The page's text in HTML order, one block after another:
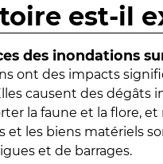
est-il
des inondations
ont des impacts
causent des dégâts
la faune et la flore,
et les biens matériels
et de barrages.